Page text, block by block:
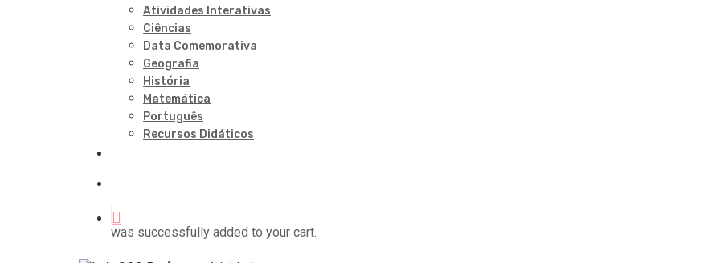
Atividades Interativas
Ciências
Data Comemorativa
Geografia
História
Matemática
Português
Recursos Didáticos
was successfully added to your cart.